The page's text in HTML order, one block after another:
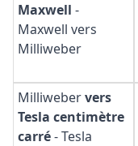
Maxwell -
Maxwell vers
Milliweber
Milliwebervers
Tesla centimètre
carré-Tesla